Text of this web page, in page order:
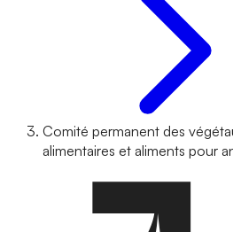
Comité permanent des
alimentaires et aliments pour